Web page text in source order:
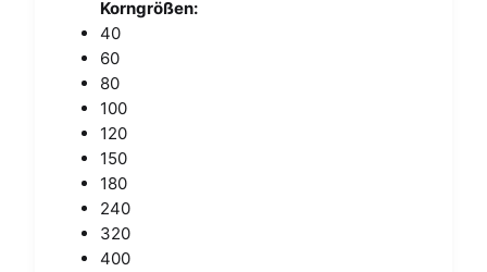
Korngrößen:
40
60
80
100
120
150
180
240
320
400